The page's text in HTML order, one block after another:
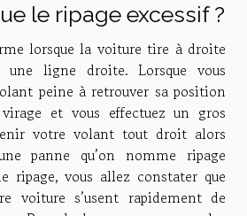
le ripage excessif ?
lorsque la voiture tire à droite
ligne droite. Lorsque vous
peine à retrouver sa position
et vous effectuez un gros
votre volant tout droit alors
panne qu’on nomme ripage
ripage, vous allez constater que
voiture s’usent rapidement de